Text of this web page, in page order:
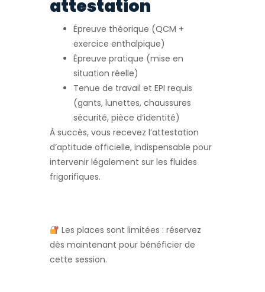
attestation
Épreuve théorique (QCM +
exercice enthalpique)
Épreuve pratique (mise en
situation réelle)
Tenue de travail et EPI requis
(gants, lunettes, chaussures
sécurité, pièce d’identité)
À succès, vous recevez l’attestation
d’aptitude officielle, indispensable pour
intervenir légalement sur les fluides
frigorifiques.
Les places sont limitées : réservez
dès maintenant pour bénéficier de
cette session.